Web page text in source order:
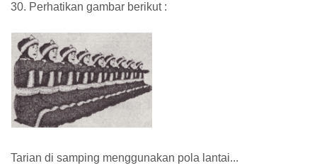
30. Perhatikan gambar berikut :
Tarian di samping menggunakan pola lantai...